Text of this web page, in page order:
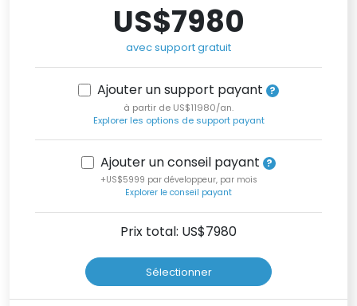
US$7980
avec support gratuit
Ajouter un support payant
à partir de US$11980/an.
Explorer les options de support payant
Ajouter un conseil payant
+US$5999 par développeur, par mois
Explorer le conseil payant
Prix total: US$7980
Sélectionner